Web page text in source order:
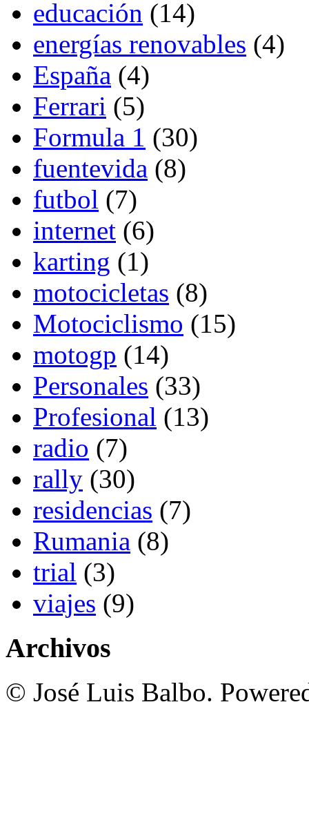
educación (14)
energías renovables (4)
España (4)
Ferrari (5)
Formula 1 (30)
fuentevida (8)
futbol (7)
internet (6)
karting (1)
motocicletas (8)
Motociclismo (15)
motogp (14)
Personales (33)
Profesional (13)
radio (7)
rally (30)
residencias (7)
Rumania (8)
trial (3)
viajes (9)
Archivos
© José Luis Balbo.